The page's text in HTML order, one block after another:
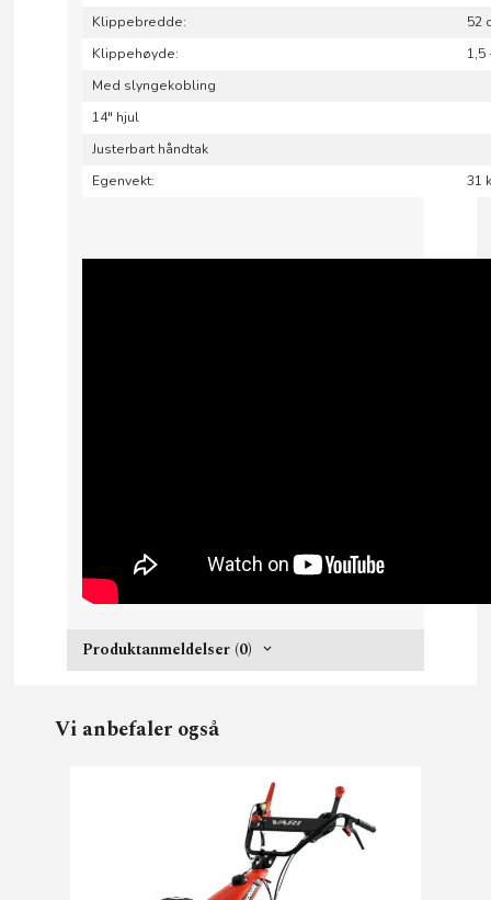
Klippebredde:
52
Klippehøyde:
1,5
Med slyngekobling
14" hjul
Justerbart håndtak
Egenvekt:
31
Produktanmeldelser (0)
Vi anbefaler også